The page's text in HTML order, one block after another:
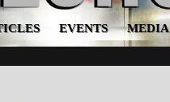
EVENTS MEDIA